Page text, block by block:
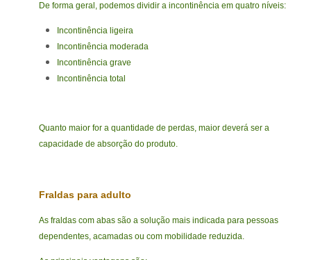
De forma geral, podemos dividir a incontinência em quatro níveis:
Incontinência ligeira
Incontinência moderada
Incontinência grave
Incontinência total
Quanto maior for a quantidade de perdas, maior deverá ser a
capacidade de absorção do produto.
Fraldas para adulto
As fraldas com abas são a solução mais indicada para pessoas
dependentes, acamadas ou com mobilidade reduzida.